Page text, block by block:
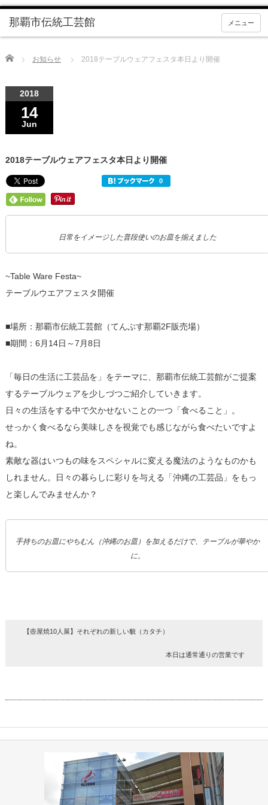
メニュー
Home お知らせ 2018テーブルウェアフェスタ本日より開催
2018
14
Jun
2018テーブルウェアフェスタ本日より開催
日常をイメージした普段使いのお皿を揃えました
~Table Ware Festa~
テーブルウエアフェスタ開催
■場所：那覇市伝統工芸館（てんぶす那覇2F販売場）
■期間：6月14日～7月8日
「毎日の生活に工芸品を」をテーマに、那覇市伝統工芸館がご提案
するテーブルウェアを少しづつご紹介していきます。
日々の生活をする中で欠かせないことの一つ「食べること」。
せっかく食べるなら美味しさを視覚でも感じながら食べたいですよ
ね。
素敵な器はいつもの味をスペシャルに変える魔法のようなものかも
しれません。日々の暮らしに彩りを与える「沖縄の工芸品」をもっ
と楽しんでみませんか？
手持ちのお皿にやちむん（沖縄のお皿）を加えるだけで、テーブルが華やか
に。
【壺屋焼10人展】それぞれの新しい貌（カタチ）
本日は通常通りの営業です